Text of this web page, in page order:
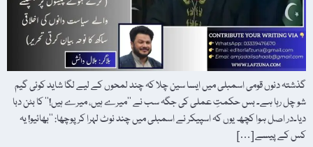
گذشتہ دنوں قومی اسمبلی میں ایسا سین چلا کہ چند لمحوں کے لیے لگا شاید کوئی گیم
شو چل رہا ہے۔ بس حکمتِ عملی کی جگہ سب نے ’’میرے ہیں، میرے ہیں!‘‘ کا بٹن دبا
دیا۔در اصل ہوا کچھ یوں کہ اسپیکر نے اسمبلی میں چند نوٹ لہرا کر پوچھا: ’’بھائیو! یہ
کس کے پیسے […]